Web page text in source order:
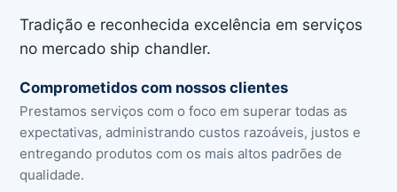
Tradição e reconhecida excelência em serviços
no mercado ship chandler.
Comprometidos com nossos clientes
Prestamos serviços com o foco em superar todas as
expectativas, administrando custos razoáveis, justos e
entregando produtos com os mais altos padrões de
qualidade.